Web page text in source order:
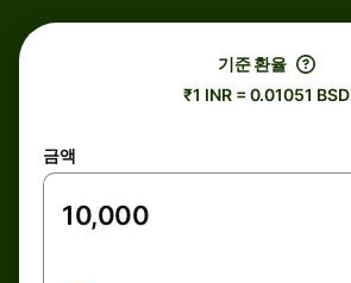
기준 환율
₹1 INR = 0.01051 BSD
금액